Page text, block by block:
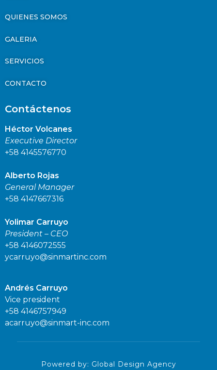
QUIENES SOMOS
GALERIA
SERVICIOS
CONTACTO
Contáctenos
Héctor Volcanes
Executive Director
+58 4145576770
Alberto Rojas
General Manager
+58 4147667316
Yolimar Carruyo
President – CEO
+58 4146072555
ycarruyo@sinmartinc.com
Andrés Carruyo
Vice president
+58 4146757949
acarruyo@sinmart-inc.com
Powered by: Global Design Agency